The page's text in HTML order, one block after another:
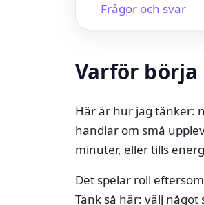
Frågor och svar
Varför börja
Här är hur jag tänker:
handlar om små
minuter, eller tills
Det spelar roll
Tänk så här: välj